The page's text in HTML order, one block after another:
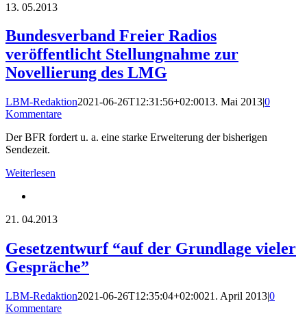
13. 05.2013
Bundesverband Freier Radios
veröffentlicht Stellungnahme zur
Novellierung des LMG
LBM-Redaktion2021-06-26T12:31:56+02:0013. Mai 2013|0
Kommentare
Der BFR fordert u. a. eine starke Erweiterung der bisherigen
Sendezeit.
Weiterlesen
21. 04.2013
Gesetzentwurf “auf der Grundlage vieler
Gespräche”
LBM-Redaktion2021-06-26T12:35:04+02:0021. April 2013|0
Kommentare